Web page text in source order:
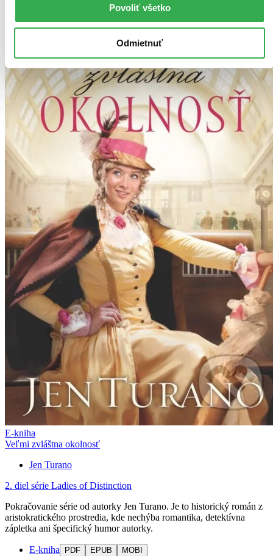
Povoliť všetko
Odmietnuť
E-kniha
Veľmi zvláštna okolnosť
Jen Turano
2. diel série Ladies of Distinction
Pokračovanie série od autorky Jen Turano. Je to historický román z
aristokratického prostredia, kde nechýba romantika, detektívna
zápletka ani špecifický humor autorky.
E-kniha PDF EPUB MOBI